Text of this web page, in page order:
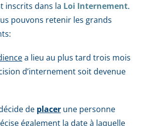
inscrits dans la Loi Internement.
pouvons retenir les grands
a lieu au plus tard trois mois
d’internement soit devenue
de placer une personne
également la date à laquelle